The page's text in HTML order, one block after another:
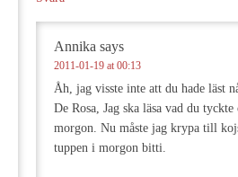
Annika says
2011-01-19 at 00:13
Åh, jag visste inte att du hade läst
De Rosa, Jag ska läsa vad du
morgon. Nu måste jag krypa till
tuppen i morgon bitti.